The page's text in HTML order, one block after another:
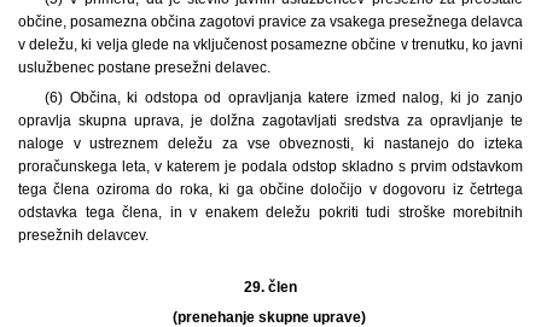
občine, posamezna občina zagotovi pravice za vsakega presežnega delavca
v deležu, ki velja glede na vključenost posamezne občine v trenutku, ko javni
uslužbenec postane presežni delavec.
(6) Občina, ki odstopa od opravljanja katere izmed nalog, ki jo zanjo
opravlja skupna uprava, je dolžna zagotavljati sredstva za opravljanje te
naloge v ustreznem deležu za vse obveznosti, ki nastanejo do izteka
proračunskega leta, v katerem je podala odstop skladno s prvim odstavkom
tega člena oziroma do roka, ki ga občine določijo v dogovoru iz četrtega
odstavka tega člena, in v enakem deležu pokriti tudi stroške morebitnih
presežnih delavcev.
29. člen
(prenehanje skupne uprave)